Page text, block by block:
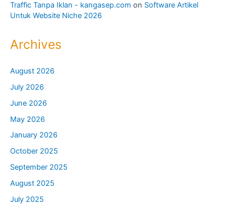
Traffic Tanpa Iklan - kangasep.com on Software Artikel
Untuk Website Niche 2026
Archives
August 2026
July 2026
June 2026
May 2026
January 2026
October 2025
September 2025
August 2025
July 2025